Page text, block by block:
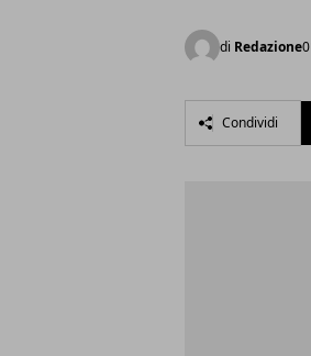
di Redazione
Condividi